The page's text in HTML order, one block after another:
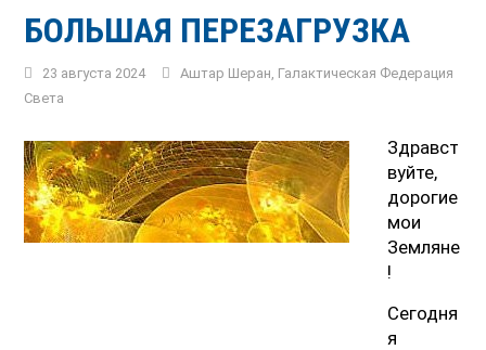
БОЛЬШАЯ ПЕРЕЗАГРУЗКА
23 августа 2024 Аштар Шеран Галактическая Федерация
Света
Здравст
вуйте,
дорогие
мои
Земляне
!
Сегодня
я